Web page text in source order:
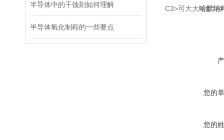
半导体中的干蚀刻如何理解
半导体氧化制程的一些要点
C3>可大大哈默纳
您的
您的